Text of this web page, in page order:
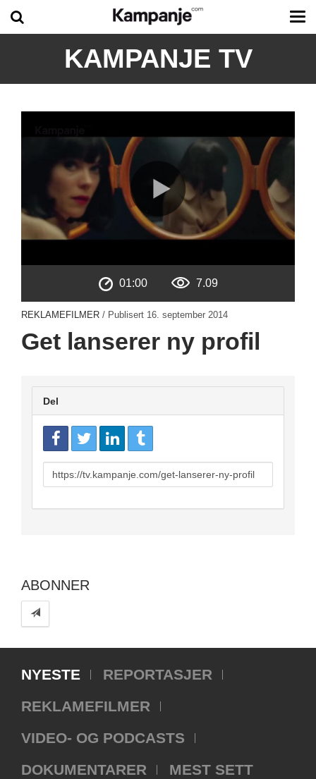
KAMPANJE TV
01:00 7.09
REKLAMEFILMER / Publisert 16. september 2014
Get lanserer ny profil
Del
URL
to
ABONNER
NYESTE
REPORTASJER
REKLAMEFILMER
VIDEO- OG PODCASTS
DOKUMENTARER
MEST SETT